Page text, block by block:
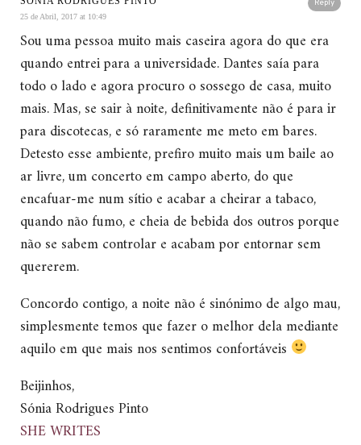
Reply
25 de Abril, 2017 at 10:49
Sou uma pessoa muito mais caseira agora do que era
quando entrei para a universidade. Dantes saía para
todo o lado e agora procuro o sossego de casa, muito
mais. Mas, se sair à noite, definitivamente não é para ir
para discotecas, e só raramente me meto em bares.
Detesto esse ambiente, prefiro muito mais um baile ao
ar livre, um concerto em campo aberto, do que
encafuar-me num sítio e acabar a cheirar a tabaco,
quando não fumo, e cheia de bebida dos outros porque
não se sabem controlar e acabam por entornar sem
quererem.
Concordo contigo, a noite não é sinónimo de algo mau,
simplesmente temos que fazer o melhor dela mediante
aquilo em que mais nos sentimos confortáveis
Beijinhos,
Sónia Rodrigues Pinto
SHE WRITES